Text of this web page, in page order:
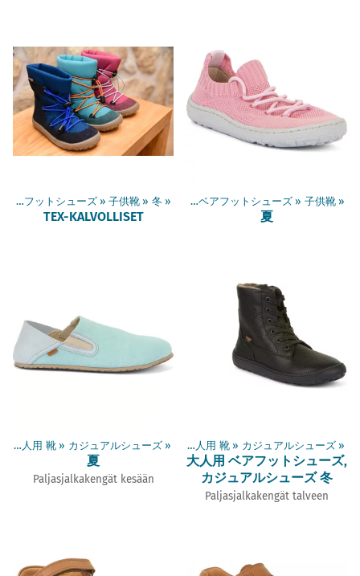
ベアフットシューズ ‪» 子供靴 ‪» 冬 ‪»
TEX-KALVOLLISET
商品 ‪»ベアフットシューズ ‪» 子供靴 ‪»
夏
大人用 靴 ‪» カジュアルシューズ ‪»
夏
Paljasjalkakengät kesään
商品 ‪» ベアフットシューズ 大人用 靴 ‪» カジュアルシューズ ‪»
大人用 ベアフットシューズ,
カジュアルシューズ 冬
Paljasjalkakengät talveen